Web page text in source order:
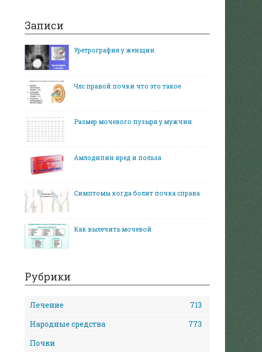
Записи
Уретрография у женщин
Члс правой почки что это такое
Размер мочевого пузыря у мужчин
Амлодипин вред и польза
Симптомы когда болит почка справа
Как вылечить мочевой
Рубрики
Лечение
713
Народные средства
773
Почки